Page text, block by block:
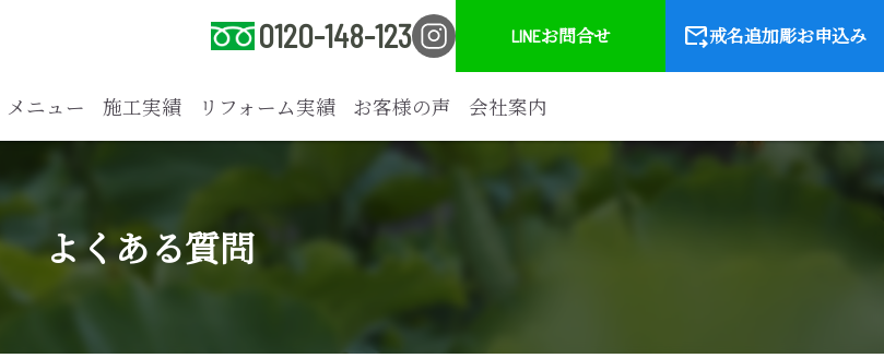
0120-148-123 LINEお問合せ forward_to_inbox戒名追加彫お申込み
メニュー 施工実績 リフォーム実績 お客様の声 会社案内
よくある質問